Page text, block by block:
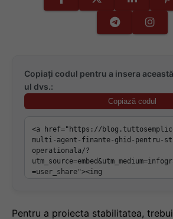
Copiați codul pentru a insera
ul dvs.:
Copiază codul
Pentru a proiecta stabilitatea,